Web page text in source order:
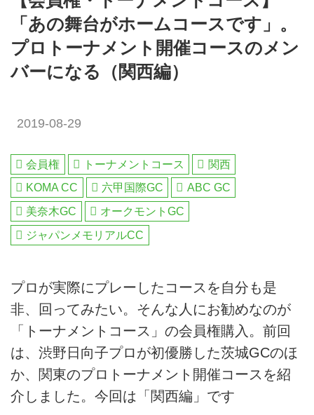
「あの舞台がホームコースです」。
プロトーナメント開催コースのメン
バーになる（関西編）
2019-08-29
会員権 トーナメントコース
関西
KOMA CC
六甲国際GC
ABC GC
美奈木GC
オークモントGC
ジャパンメモリアルCC
プロが実際にプレーしたコースを自分も是
非、回ってみたい。そんな人にお勧めなのが
「トーナメントコース」の会員権購入。前回
は、渋野日向子プロが初優勝した茨城GCのほ
か、関東のプロトーナメント開催コースを紹
介しました。今回は「関西編」です